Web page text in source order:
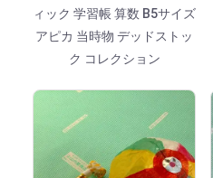
ィック 学習帳 算数 B5サイズ
アピカ 当時物 デッドストッ
ク コレクション